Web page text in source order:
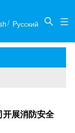

/ Pусский
展消防安全